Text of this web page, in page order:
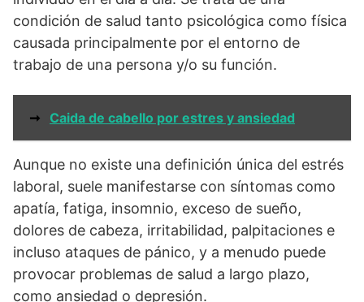
condición de salud tanto psicológica como física
causada principalmente por el entorno de
trabajo de una persona y/o su función.
➞ Caida de cabello por estres y ansiedad
Aunque no existe una definición única del estrés
laboral, suele manifestarse con síntomas como
apatía, fatiga, insomnio, exceso de sueño,
dolores de cabeza, irritabilidad, palpitaciones e
incluso ataques de pánico, y a menudo puede
provocar problemas de salud a largo plazo,
como ansiedad o depresión.